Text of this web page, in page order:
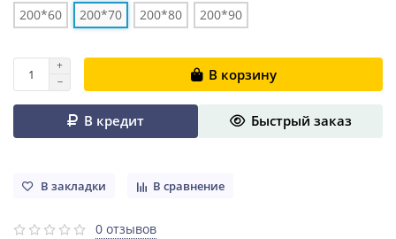
200*60
200*70 200*80 200*90
В корзину
В кредит Быстрый заказ
В закладки В сравнение
0 отзывов